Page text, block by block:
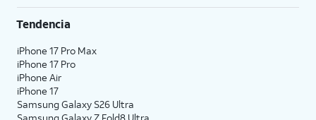
Tendencia
iPhone 17 Pro Max
iPhone 17 Pro
iPhone Air
iPhone 17
Samsung Galaxy S26 Ultra